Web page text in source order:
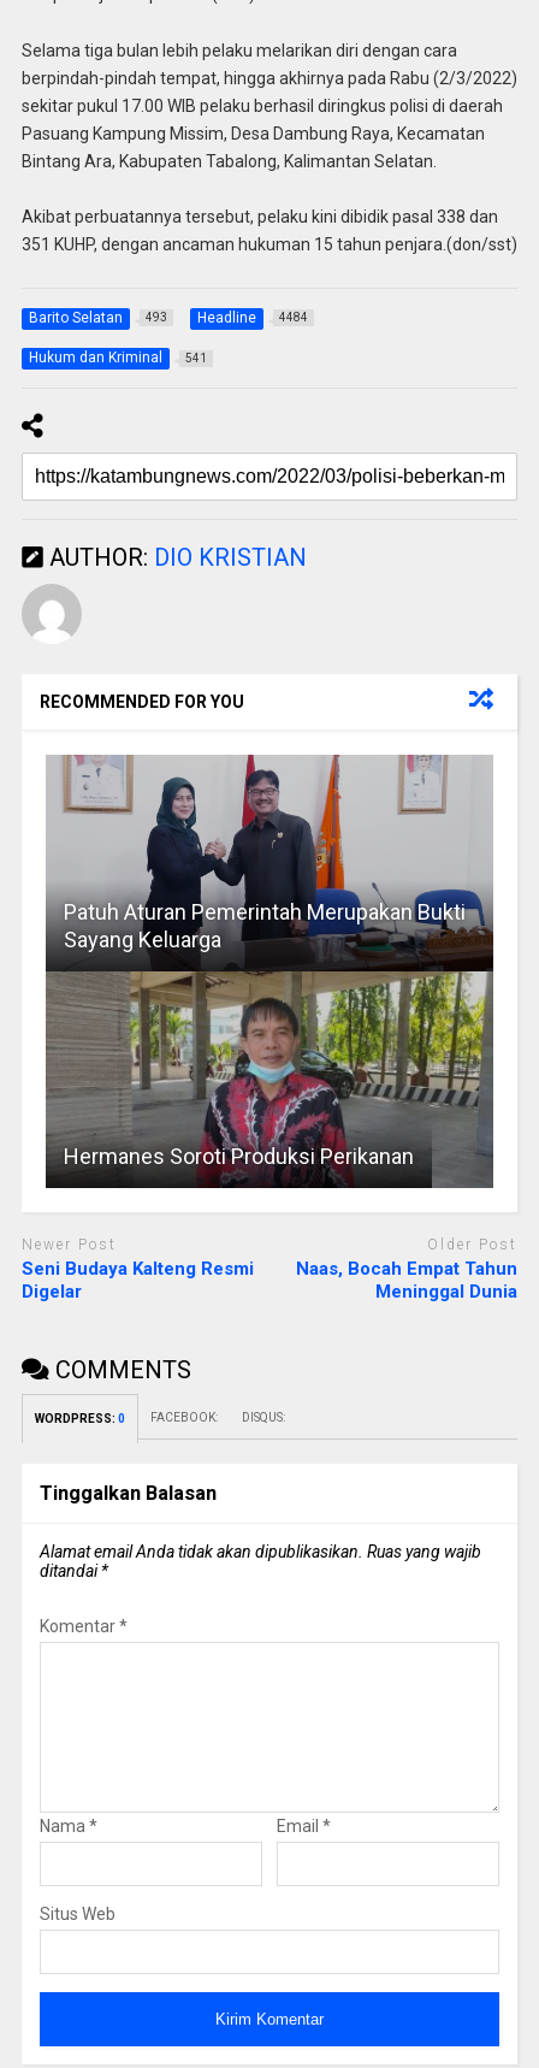
Selama tiga bulan lebih pelaku melarikan diri dengan cara
berpindah-pindah tempat, hingga akhirnya pada Rabu (2/3/2022)
sekitar pukul 17.00 WIB pelaku berhasil diringkus polisi di daerah
Pasuang Kampung Missim, Desa Dambung Raya, Kecamatan
Bintang Ara, Kabupaten Tabalong, Kalimantan Selatan.
Akibat perbuatannya tersebut, pelaku kini dibidik pasal 338 dan
351 KUHP, dengan ancaman hukuman 15 tahun penjara.(don/sst)
Barito Selatan 493 Headline 4484
Hukum dan Kriminal 541
AUTHOR: DIO KRISTIAN
RECOMMENDED FOR YOU
Patuh Aturan Pemerintah Merupakan Bukti
Sayang Keluarga
Hermanes Soroti Produksi Perikanan
Newer Post
Seni Budaya Kalteng Resmi
Digelar
Older Post
Naas, Bocah Empat Tahun
Meninggal Dunia
COMMENTS
WORDPRESS: 0 FACEBOOK: DISQUS:
Tinggalkan Balasan
Alamat email Anda tidak akan dipublikasikan. Ruas yang wajib
ditandai*
Komentar*
Nama* Email *
Situs Web